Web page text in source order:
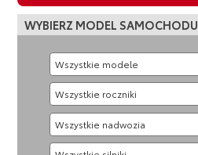
WYBIERZ MODEL SAMOCHODU